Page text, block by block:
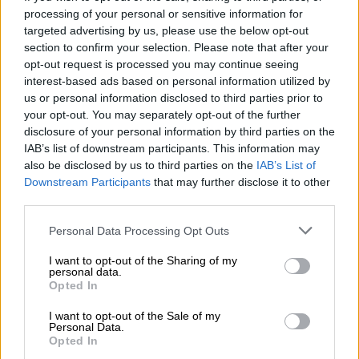
processing of your personal or sensitive information for
targeted advertising by us, please use the below opt-out
section to confirm your selection. Please note that after your
opt-out request is processed you may continue seeing
interest-based ads based on personal information utilized by
us or personal information disclosed to third parties prior to
your opt-out. You may separately opt-out of the further
disclosure of your personal information by third parties on the
IAB’s list of downstream participants. This information may
also be disclosed by us to third parties on the IAB’s List of
Downstream Participants that may further disclose it to other
Please note that this website/app uses one or more Google
not limited to your visit or usage behaviour. You may click to
grant or deny consent to Google and its third-party tags to
use your data for below specified purposes in below Google
consent section.
Personal Data Processing Opt Outs
I want to opt-out of the Sharing of my
personal data.
Opted In
I want to opt-out of the Sale of my
Personal Data.
Opted In
πλειοψηφία, τι πάει να γίνει και τους
λόγους. Ενώ ήλπιζαν σε υποταγή και
χειροκρότημα, ήρθε ένα συνολικό ορθώνω
το ανάστημά μου. Είτε πρόκειται για επιφανή
στελέχη της οικογένειας του ΠΑΟΚ, είτε για
απλούς οπαδούς.
Είναι ακριβώς αυτοί που ξέρουν ποιος είναι
οΙβάν Σαββίδης. Τι έχει κάνει. Ποιος είναι ο
χαρακτήρας του. Τι μάχες έδωσε για τον
ΠΑΟΚκαι ποιους κέρδισε. Για την περηφάνια
και το χαμόγελο χαράς των ανθρώπων που
τόσων ανθρώπων στη βόρεια Ελλάδα, αν
θέλουμε να το γενικεύσουμε και πέραν του
αθλητισμού.
Αυτού του είδους οι «πόλεμοι» έρχονται